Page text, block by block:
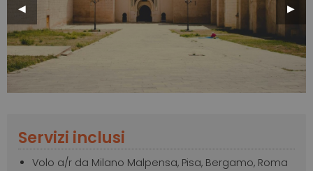
Previous
Slide
◀︎ Next
Slide
▶︎
Servizi inclusi
Volo a/r da Milano Malpensa, Pisa, Bergamo, Roma